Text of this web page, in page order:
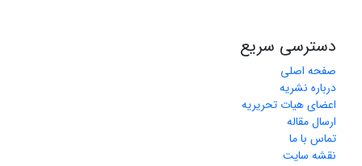
دسترسی سریع
صفحه اصلی
درباره نشریه
اعضای هیات تحریریه
ارسال مقاله
تماس با ما
نقشه سایت